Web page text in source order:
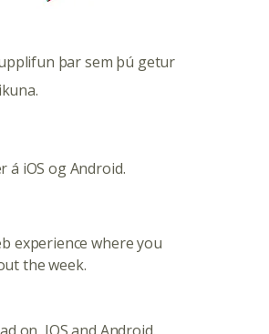
þar sem þú getur
iOS og Android.
experience where you
the week.